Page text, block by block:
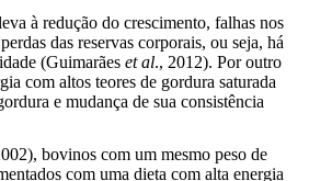
à redução do crescimento, falhas nos
das reservas corporais, ou seja, há
(Guimarães et al., 2012). Por outro
com altos teores de gordura saturada
e mudança de sua consistência
bovinos com um mesmo peso de
com uma dieta com alta energia